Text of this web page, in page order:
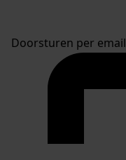
Doorsturen per email